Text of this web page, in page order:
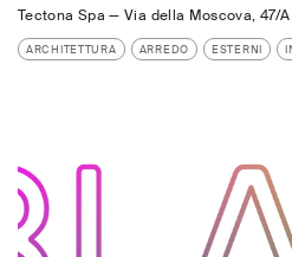
Tectona Spa —Via della Moscova, 47/A
ARCHITETTURA ARREDO ESTERNI